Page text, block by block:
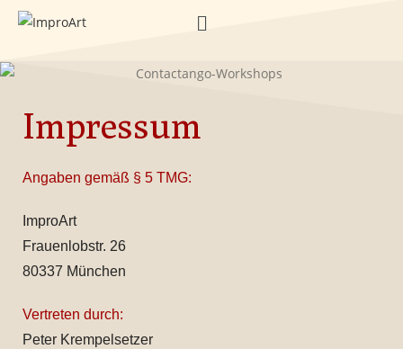
Impressum
Angaben gemäß § 5 TMG:
ImproArt
Frauenlobstr. 26
80337 München
Vertreten durch:
Peter Krempelsetzer